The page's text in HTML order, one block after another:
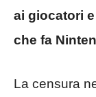
ai giocatori
che fa
La censura